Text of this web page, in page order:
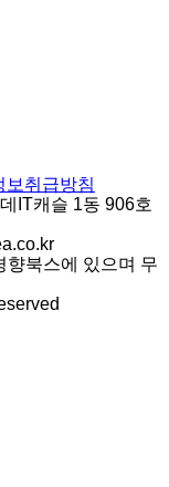
보취급방침
IT캐슬 1동 906호
향북스에 있으며 무